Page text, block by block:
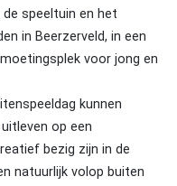
speeltuin en het
in Beerzerveld, in een
voor jong en
kunnen
op een
bezig zijn in de
natuurlijk volop buiten